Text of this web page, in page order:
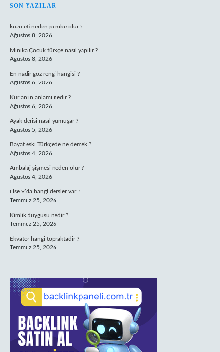
SIDEBAR
SON YAZILAR
kuzu eti neden pembe olur ?
Ağustos 8, 2026
Minika Çocuk türkçe nasıl yapılır ?
Ağustos 8, 2026
En nadir göz rengi hangisi ?
Ağustos 6, 2026
Kur’an’ın anlamı nedir ?
Ağustos 6, 2026
Ayak derisi nasıl yumuşar ?
Ağustos 5, 2026
Bayat eski Türkçede ne demek ?
Ağustos 4, 2026
Ambalaj şişmesi neden olur ?
Ağustos 4, 2026
Lise 9’da hangi dersler var ?
Temmuz 25, 2026
Kimlik duygusu nedir ?
Temmuz 25, 2026
Ekvator hangi topraktadir ?
Temmuz 25, 2026